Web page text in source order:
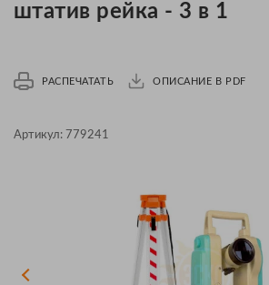
штатив рейка - 3 в 1
РАСПЕЧАТАТЬ ОПИСАНИЕ В PDF
Артикул: 779241